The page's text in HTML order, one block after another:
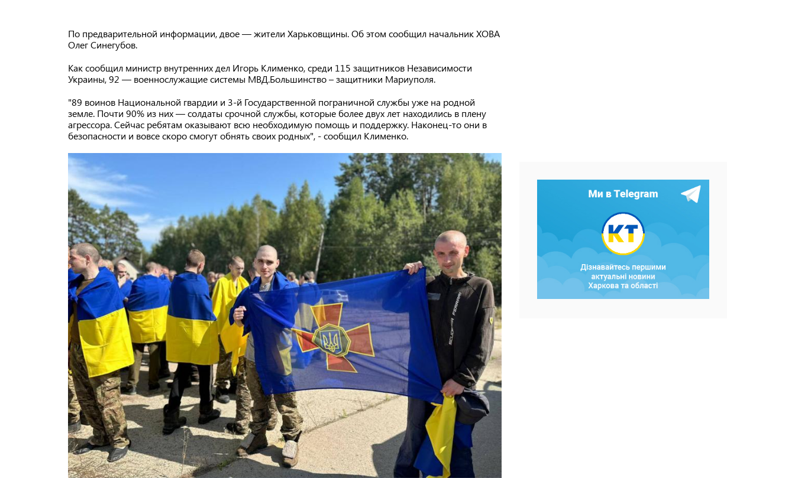
По предварительной информации, двое — жители Харьковщины. Об этом сообщил начальник ХОВА
Олег Синегубов.
Как сообщил министр внутренних дел Игорь Клименко, среди 115 защитников Независимости
Украины, 92 — военнослужащие системы МВД.Большинство – защитники Мариуполя.
"89 воинов Национальной гвардии и 3-й Государственной пограничной службы уже на родной
земле. Почти 90% из них — солдаты срочной службы, которые более двух лет находились в плену
агрессора. Сейчас ребятам оказывают всю необходимую помощь и поддержку. Наконец-то они в
безопасности и вовсе скоро смогут обнять своих родных", - сообщил Клименко.